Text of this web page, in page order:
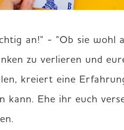
an!" - "Ob sie wohl
zu verlieren und
kreiert eine
kann. Ehe ihr euch